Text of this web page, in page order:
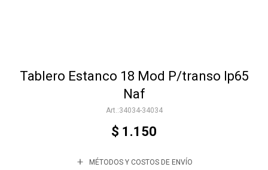
Tablero Estanco 18 Mod P/transo Ip65
Naf
34034-34034
$ 1.150
MÉTODOS Y COSTOS DE ENVÍO
Varios
Trabaja con nosotros